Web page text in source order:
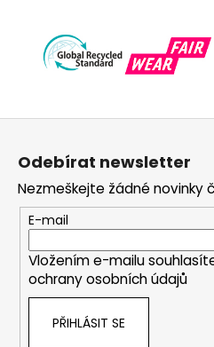
Odebírat newsletter
Nezmeškejte žádné novinky
E-mail
Vložením e-mailu
ochrany osobních údajů
PŘIHLÁSIT SE